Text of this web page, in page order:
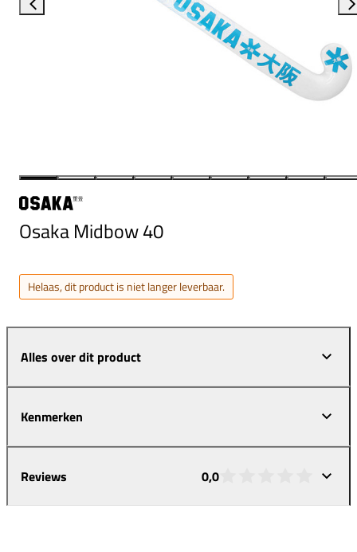
Osaka Midbow 40
Helaas, dit product is niet langer leverbaar.
Alles over dit product
Kenmerken
Reviews 0,0